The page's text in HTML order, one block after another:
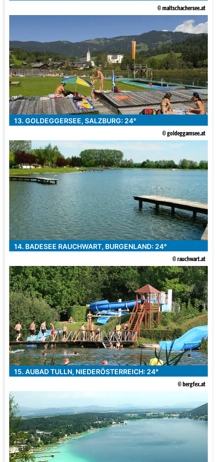
© maltschachersee.at
13. GOLDEGGERSEE, SALZBURG: 24°
© goldeggamsee.at
14. BADESEE RAUCHWART, BURGENLAND: 24°
© rauchwart.at
15. AUBAD TULLN, NIEDERÖSTERREICH: 24°
© bergfex.at